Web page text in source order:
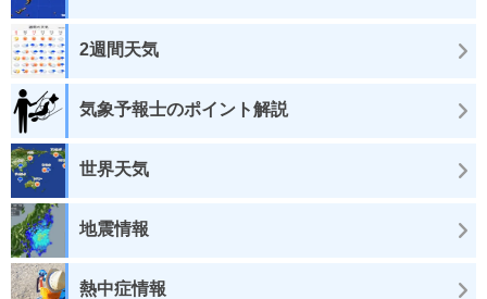
2週間天気
気象予報士のポイント解説
世界天気
地震情報
熱中症情報